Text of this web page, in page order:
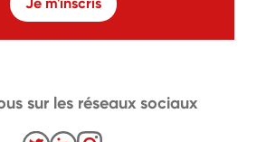
sur les réseaux sociaux